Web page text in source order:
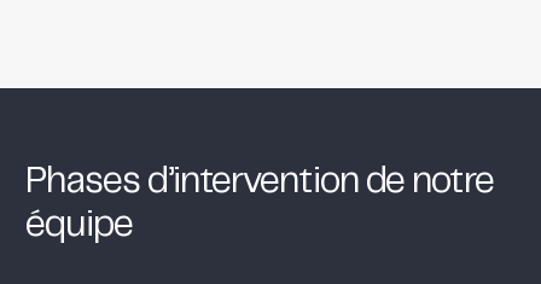
Phases d’intervention de notre
équipe